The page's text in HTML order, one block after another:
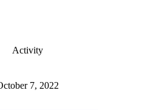
Activity
7, 2022